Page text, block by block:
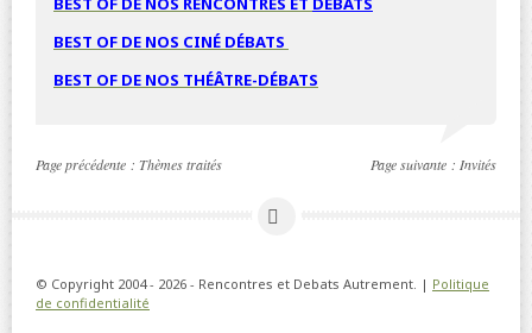
BEST OF DE NOS CINÉ DÉBATS
BEST OF DE NOS THÉÂTRE-DÉBATS
Page précédente : Thèmes traités Page suivante : Invités
© Copyright 2004 - 2026 - Rencontres et Debats Autrement. | Politique
de confidentialité